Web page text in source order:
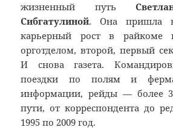
жизненный путь
Сибгатулиной. Она пришла в
карьерный рост в райкоме
орготделом, второй, первый
И снова газета.
поездки по полям и
информации, рейды — более
пути, от корреспондента до
1995 по 2009 год.